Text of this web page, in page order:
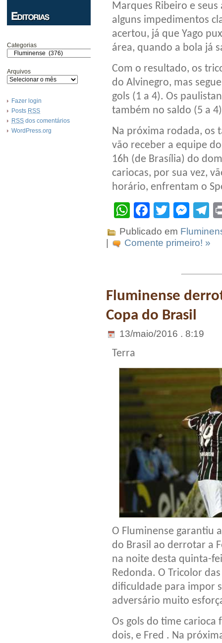
Categorias
Arquivos
Fazer login
Posts RSS
RSS dos comentários
WordPress.org
Marques Ribeiro e
alguns impedimentos
acertou, já que Yago
área, quando a bola já
Com o resultado, os
do Alvinegro, mas
gols (1 a 4). Os
também no saldo (5 a
Na próxima rodada, os
vão receber a equipe
16h (de Brasília) do
cariocas, por sua vez,
horário, enfrentam o
WhatsApp
Facebook
Twitter
Publicado em
Comente primeiro! »
Fluminense
Copa do Brasil
13/maio/2016 . 8:19
Terra
O Fluminense garantiu
do Brasil ao derrotar a
na noite desta quinta-
Redonda. O Tricolor
dificuldade para impor
adversário muito
Os gols do time carioca
dois, e Fred . Na